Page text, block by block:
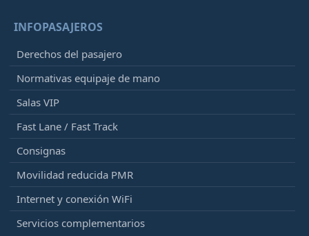
INFOPASAJEROS
Derechos del pasajero
Normativas equipaje de mano
Salas VIP
Fast Lane / Fast Track
Consignas
Movilidad reducida PMR
Internet y conexión WiFi
Servicios complementarios